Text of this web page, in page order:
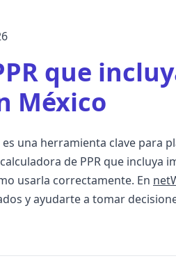
que
México
es una herramienta clave para
de PPR que incluya
usarla correctamente. En
y ayudarte a tomar